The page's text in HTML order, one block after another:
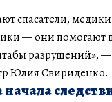
спасатели,
— они помогают
разрушений»,
Юлия Свириденко.